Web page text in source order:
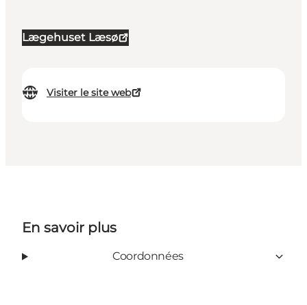
Lægehuset Læsø
Visiter le site web
En savoir plus
Coordonnées